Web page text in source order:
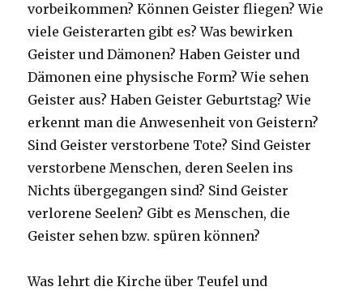
vorbeikommen? Können Geister fliegen? Wie
viele Geisterarten gibt es? Was bewirken
Geister und Dämonen? Haben Geister und
Dämonen eine physische Form? Wie sehen
Geister aus? Haben Geister Geburtstag? Wie
erkennt man die Anwesenheit von Geistern?
Sind Geister verstorbene Tote? Sind Geister
verstorbene Menschen, deren Seelen ins
Nichts übergegangen sind? Sind Geister
verlorene Seelen? Gibt es Menschen, die
Geister sehen bzw. spüren können?
Was lehrt die Kirche über Teufel und